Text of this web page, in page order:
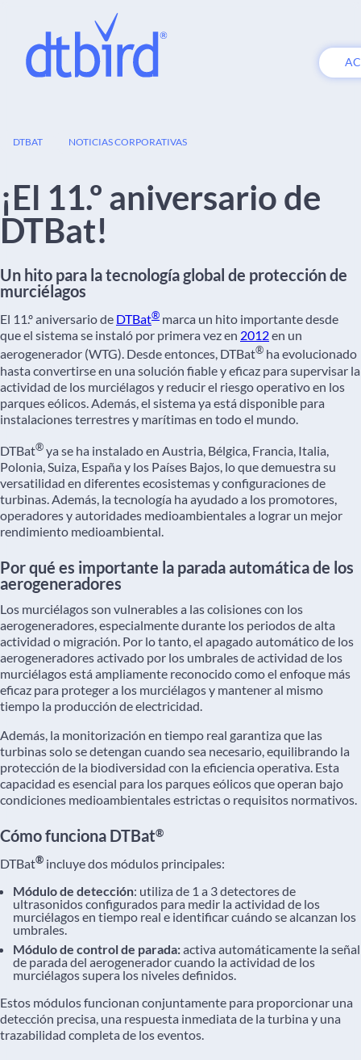
DTBAT NOTICIAS CORPORATIVAS
¡El 11.º aniversario de
DTBat!
Un hito para la tecnología global de protección de
murciélagos
El 11.º aniversario de DTBat® marca un hito importante desde
que el sistema se instaló por primera vez en 2012en un
aerogenerador (WTG). Desde entonces, DTBat® ha evolucionado
hasta convertirse en una solución fiable y eficaz para supervisar la
actividad de los murciélagos y reducir el riesgo operativo en los
parques eólicos. Además, el sistema ya está disponible para
instalaciones terrestres y marítimas en todo el mundo.
DTBat®ya se ha instalado en Austria, Bélgica, Francia, Italia,
Polonia, Suiza, España y los Países Bajos, lo que demuestra su
versatilidad en diferentes ecosistemas y configuraciones de
turbinas. Además, la tecnología ha ayudado a los promotores,
operadores y autoridades medioambientales a lograr un mejor
rendimiento medioambiental.
Por qué es importante la parada automática de los
aerogeneradores
Los murciélagos son vulnerables a las colisiones con los
aerogeneradores, especialmente durante los periodos de alta
actividad o migración. Por lo tanto, el apagado automático de los
aerogeneradores activado por los umbrales de actividad de los
murciélagos está ampliamente reconocido como el enfoque más
eficaz para proteger a los murciélagos y mantener al mismo
tiempo la producción de electricidad.
Además, la monitorización en tiempo real garantiza que las
turbinas solo se detengan cuando sea necesario, equilibrando la
protección de la biodiversidad con la eficiencia operativa. Esta
capacidad es esencial para los parques eólicos que operan bajo
condiciones medioambientales estrictas o requisitos normativos.
Cómo funciona DTBat®
DTBat® incluye dos módulos principales:
Módulo de detección: utiliza de 1 a 3 detectores de
ultrasonidos configurados para medir la actividad de los
murciélagos en tiempo real e identificar cuándo se alcanzan los
umbrales.
Módulo de control de parada:activa automáticamente la señal
de parada del aerogenerador cuando la actividad de los
murciélagos supera los niveles definidos.
Estos módulos funcionan conjuntamente para proporcionar una
detección precisa, una respuesta inmediata de la turbina y una
trazabilidad completa de los eventos.